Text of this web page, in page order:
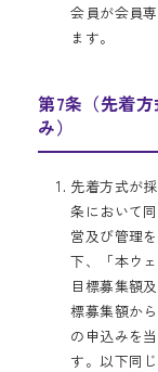
会員が会員
ます。
第7条（先着
み）
先着方式が
条において
営及び管理
下、「本ウ
目標募集額
標募集額か
の申込みを
す。以下同